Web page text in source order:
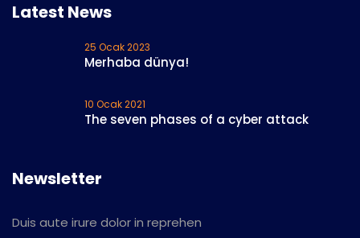
Latest News
25 Ocak 2023
Merhaba dünya!
10 Ocak 2021
The seven phases of a cyber attack
Newsletter
Duis aute irure dolor in reprehen